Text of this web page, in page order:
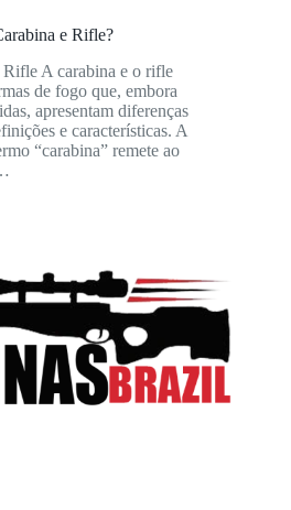
e Rifle?
A carabina e o rifle
de fogo que, embora
apresentam diferenças
e características. A
“carabina” remete ao